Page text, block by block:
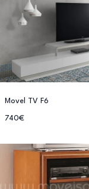
Movel TV F6
740€